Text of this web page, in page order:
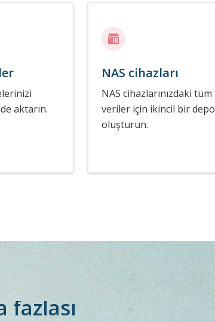
aktarın.
NAS cihazları
NAS cihazlarınızdaki tüm
veriler için ikincil bir depo
oluşturun.